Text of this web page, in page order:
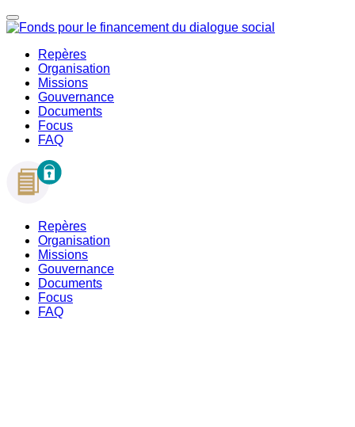
Repères
Organisation
Missions
Gouvernance
Documents
Focus
FAQ
Repères
Organisation
Missions
Gouvernance
Documents
Focus
FAQ